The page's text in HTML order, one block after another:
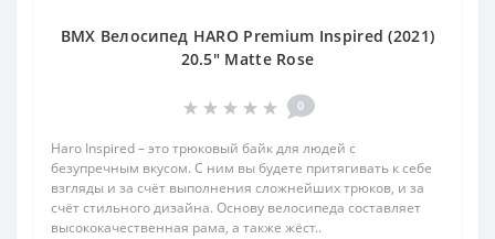
BMX Велосипед HARO Premium Inspired (2021)
20.5" Matte Rose
0
Haro Inspired – это трюковый байк для людей с
безупречным вкусом. С ним вы будете притягивать к себе
взгляды и за счёт выполнения сложнейших трюков, и за
счёт стильного дизайна. Основу велосипеда составляет
высококачественная рама, а также жёст..